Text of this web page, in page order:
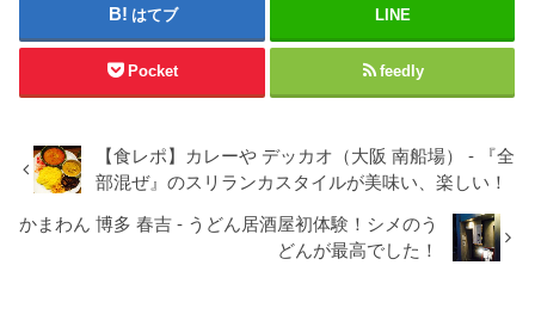
はてブ LINE
Pocket feedly
【食レポ】カレーや デッカオ（大阪 南船場） - 『全
部混ぜ』のスリランカスタイルが美味い、楽しい！
かまわん 博多 春吉 - うどん居酒屋初体験！シメのう
どんが最高でした！